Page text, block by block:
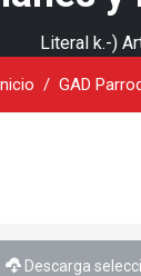
Literal k.-)
GAD
Descarga